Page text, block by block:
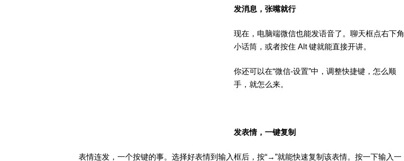
发消息，张嘴就行
现在，电脑端微信也能发语音了。聊天框点右下角
小话筒，或者按住 Alt 键就能直接开讲。
你还可以在“微信-设置”中，调整快捷键，怎么顺
手，就怎么来。
发表情，一键复制
表情连发，一个按键的事。选择好表情到输入框后，按“→”就能快速复制该表情。按一下输入一